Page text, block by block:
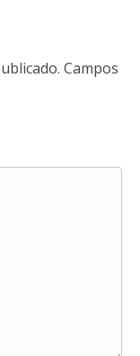
Campos